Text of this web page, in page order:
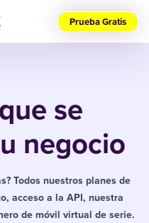
Prueba Gratis
se
negocio
Todos nuestros planes de
acceso a la API, nuestra
de móvil virtual de serie.